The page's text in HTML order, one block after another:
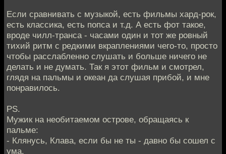
Если сравнивать с музыкой, есть фильмы хард-рок,
есть классика, есть попса и т.д. А есть фот такое,
вроде чилл-транса - часами один и тот же ровный
тихий ритм с редкими вкраплениями чего-то, просто
чтобы расслабленно слушать и больше ничего не
делать и не думать. Так я этот фильм и смотрел,
глядя на пальмы и океан да слушая прибой, и мне
понравилось.
PS.
Мужик на необитаемом острове, обращаясь к
пальме:
- Клянусь, Клава, если бы не ты - давно бы сошел с
ума.